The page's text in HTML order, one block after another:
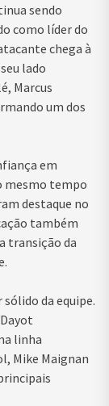
sendo
como líder do
chega à
lado
Marcus
um dos
em
mesmo tempo
destaque no
também
transição da
da equipe.
linha
Mike Maignan